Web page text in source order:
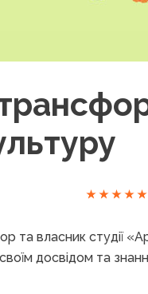
та власник студії
досвідом та